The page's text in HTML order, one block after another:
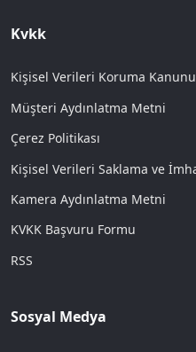
Kvkk
Kişisel Verileri Koruma Kanunu
Müşteri Aydınlatma Metni
Çerez Politikası
Kişisel Verileri Saklama ve
Kamera Aydınlatma Metni
KVKK Başvuru Formu
RSS
Sosyal Medya